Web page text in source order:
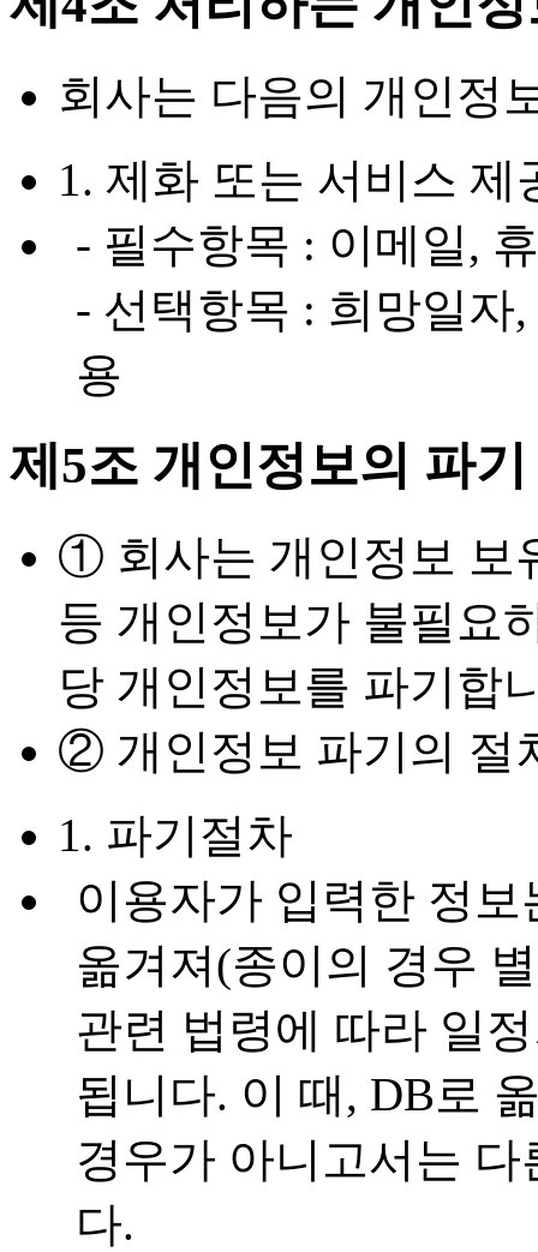
회사는 다음의 개인정
1. 제화 또는 서비스 제
- 필수항목 : 이메일,
- 선택항목 : 희망일자
용
제5조 개인정보의 파기
① 회사는 개인정보 보
등 개인정보가 불필요
당 개인정보를 파기합
② 개인정보 파기의 절
1. 파기절차
이용자가 입력한 정
옮겨져(종이의 경우
관련 법령에 따라 일
됩니다. 이 때, DB로
경우가 아니고서는
다.